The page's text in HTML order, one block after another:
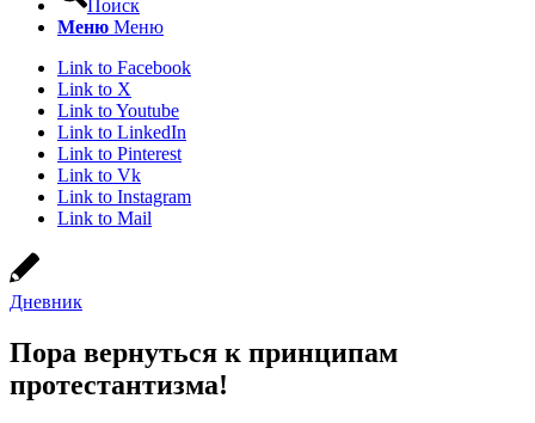
Поиск
Меню Меню
Link to Facebook
Link to X
Link to Youtube
Link to LinkedIn
Link to Pinterest
Link to Vk
Link to Instagram
Link to Mail
Дневник
Пора вернуться к принципам
протестантизма!